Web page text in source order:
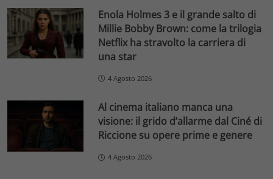
Enola Holmes 3 e il grande salto di
Millie Bobby Brown: come la trilogia
Netflix ha stravolto la carriera di
una star
4 Agosto 2026
Al cinema italiano manca una
visione: il grido d’allarme dal Ciné di
Riccione su opere prime e genere
4 Agosto 2026